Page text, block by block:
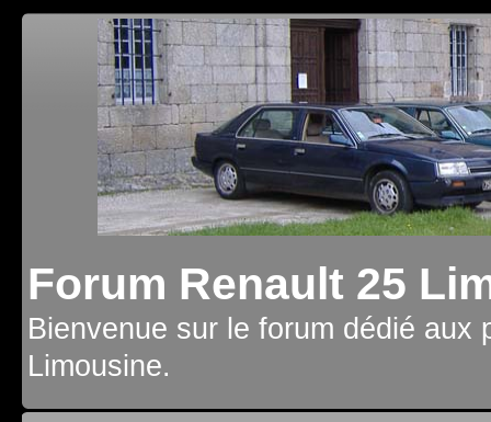
Forum Renault 25
Bienvenue sur le forum dédié aux
Limousine.